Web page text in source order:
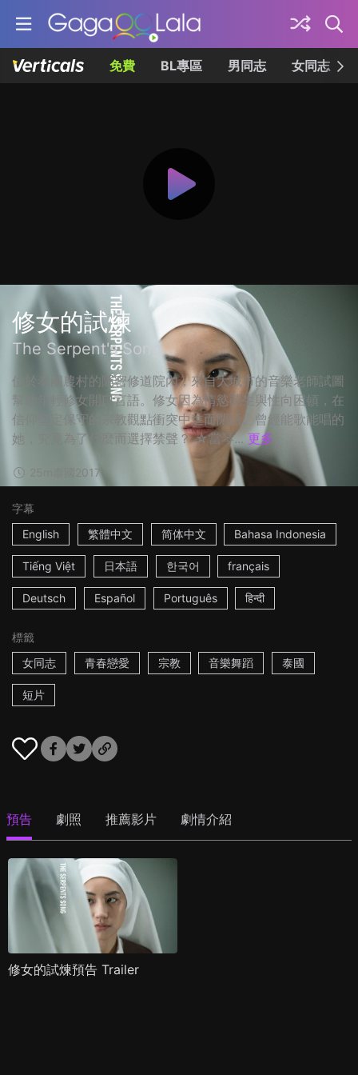
免費 BL專區 男同志 女同志
修女的試煉
The Serpent's Song
位於泰國農村的隱密修道院內，來自大城市的音樂老師試圖
幫助年輕修女開口言語。修女因為情慾萌生與性向困頓，在
信仰堅定保守的宗教觀點衝突中進而閉語。曾經能歌能唱的
她，究竟為了什麼而選擇禁聲？ ☆當琴... 更多
2017
字幕
English
繁體中文 简体中文 Bahasa Indonesia
Tiếng Việt 日本語 한국어 français
Deutsch Español Português हिन्दी
標籤
女同志
青春戀愛 宗教 音樂舞蹈 泰國
短片
預告 劇照 推薦影片 劇情介紹
修女的試煉預告 Trailer